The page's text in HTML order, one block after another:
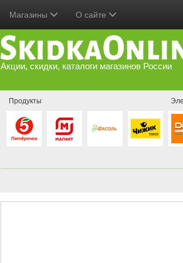
Магазины О сайте
Акции, скидки, каталоги магазинов России
Продукты